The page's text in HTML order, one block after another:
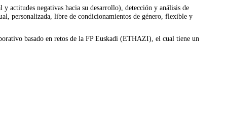
actitudes negativas hacia su desarrollo), detección y análisis de
personalizada, libre de condicionamientos de género, flexible y
basado en retos de la FP Euskadi (ETHAZI), el cual tiene un